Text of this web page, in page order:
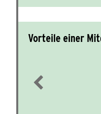
Vorteile einer